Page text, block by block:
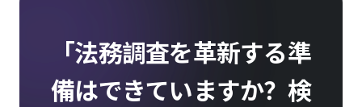
「法務調査を革新する準
備はできていますか？検